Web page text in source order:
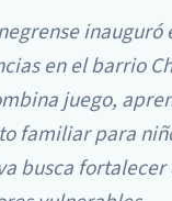
en el barrio
juego,
familiar para
busca